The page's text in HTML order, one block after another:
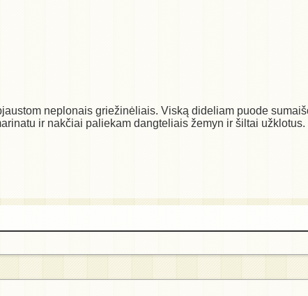
neplonais griežinėliais. Viską dideliam puode
ir nakčiai paliekam dangteliais žemyn ir šiltai užklotus.